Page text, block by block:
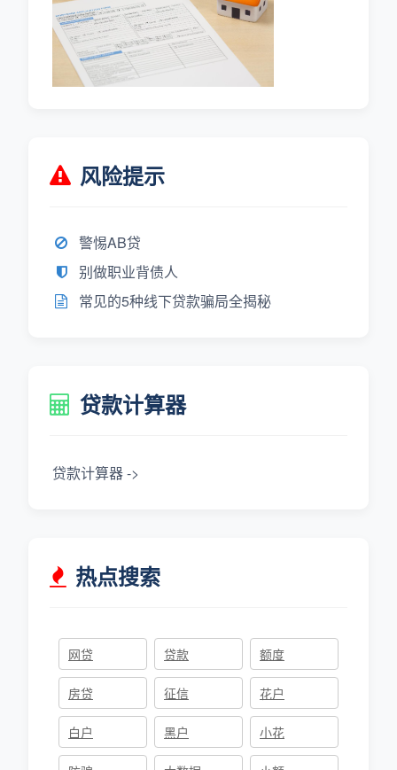
风险提示
警惕AB贷
别做职业背债人
常见的5种线下贷款骗局全揭秘
贷款计算器
贷款计算器 ->
热点搜索
网贷 贷款 额度
房贷 征信 花户
白户 黑户 小花